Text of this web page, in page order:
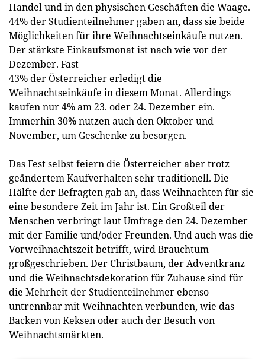
Handel und in den physischen Geschäften die Waage.
44% der Studienteilnehmer gaben an, dass sie beide
Möglichkeiten für ihre Weihnachtseinkäufe nutzen.
Der stärkste Einkaufsmonat ist nach wie vor der
Dezember. Fast
43% der Österreicher erledigt die
Weihnachtseinkäufe in diesem Monat. Allerdings
kaufen nur 4% am 23. oder 24. Dezember ein.
Immerhin 30% nutzen auch den Oktober und
November, um Geschenke zu besorgen.
Das Fest selbst feiern die Österreicher aber trotz
geändertem Kaufverhalten sehr traditionell. Die
Hälfte der Befragten gab an, dass Weihnachten für sie
eine besondere Zeit im Jahr ist. Ein Großteil der
Menschen verbringt laut Umfrage den 24. Dezember
mit der Familie und/oder Freunden. Und auch was die
Vorweihnachtszeit betrifft, wird Brauchtum
großgeschrieben. Der Christbaum, der Adventkranz
und die Weihnachtsdekoration für Zuhause sind für
die Mehrheit der Studienteilnehmer ebenso
untrennbar mit Weihnachten verbunden, wie das
Backen von Keksen oder auch der Besuch von
Weihnachtsmärkten.